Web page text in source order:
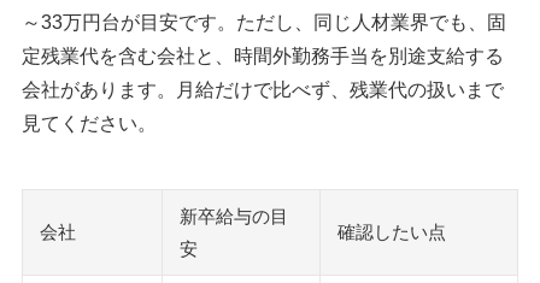
～33万円台が目安です。ただし、同じ人材業界でも、固
定残業代を含む会社と、時間外勤務手当を別途支給する
会社があります。月給だけで比べず、残業代の扱いまで
見てください。
会社
新卒給与の目
安
確認したい点